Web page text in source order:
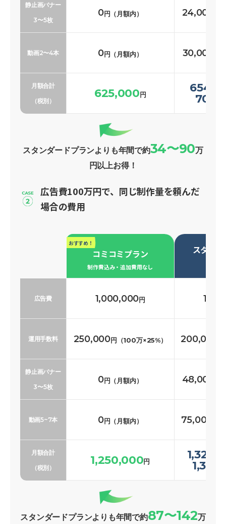
静止画バナー
3〜5枚
0円（月額内） 24,000
動画2〜4本 0円（月額内） 30,000
月額合計
（税別）
625,000円
スタンダードプランよりも年間で約34〜90万
円以上お得！
広告費100万円で、同じ制作量を頼んだ
場合の費用
おすすめ！
コミコミプラン
制作費込み・追加費用なし
スタン
広告費 1,000,000円
運用手数料 250,000円（100万×25%） 200,000
静止画バナー
3〜5枚
0円（月額内） 48,000
動画5~7本 0円（月額内） 75,000〜
月額合計
（税別）
1,250,000円
スタンダードプランよりも年間で約87〜142万